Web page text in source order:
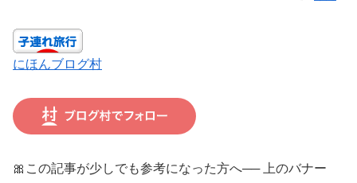
にほんブログ村
🎀この記事が少しでも参考になった方へ── 上のバナー